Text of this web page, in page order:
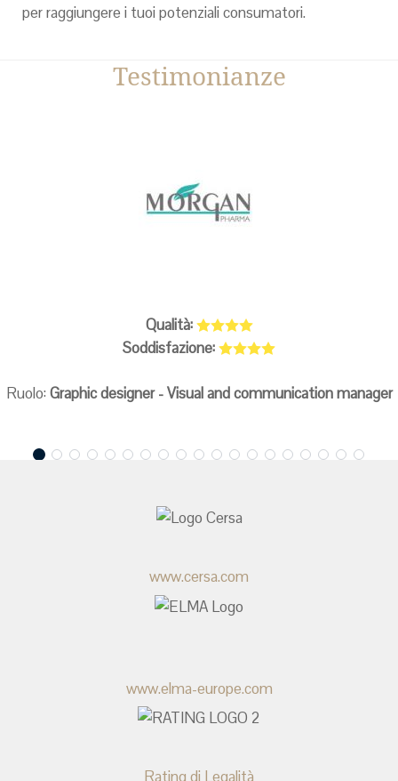
per raggiungere i tuoi potenziali consumatori.
Testimonianze
Qualità:
Soddisfazione:
Ruolo: Graphic designer - Visual and communication manager
www.cersa.com
www.elma-europe.com
Rating di Legalità